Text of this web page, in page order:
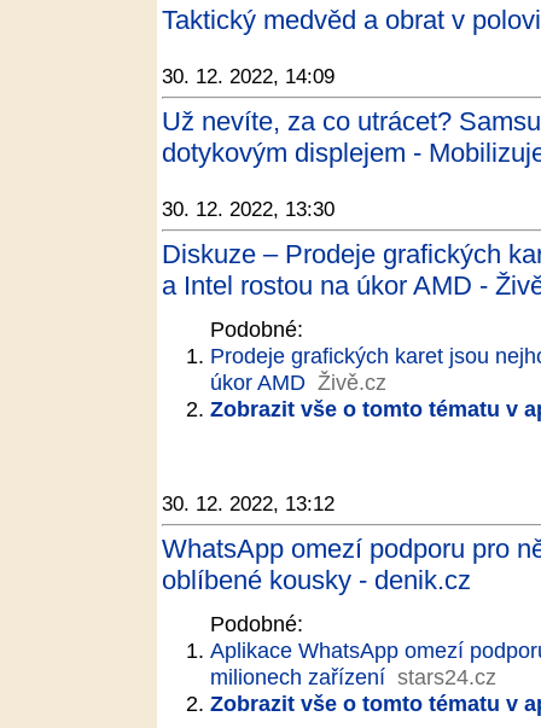
Taktický medvěd a obrat v
30. 12. 2022, 14:09
Už nevíte, za co utrácet?
dotykovým displejem -
30. 12. 2022, 13:30
Diskuze – Prodeje grafických
a Intel rostou na úkor AMD -
Podobné:
Prodeje grafických karet jsou
úkor AMD Živě.cz
Zobrazit vše o tomto tématu v
30. 12. 2022, 13:12
WhatsApp omezí podporu pro
oblíbené kousky - denik.cz
Podobné:
Aplikace WhatsApp omezí
milionech zařízení stars24.cz
Zobrazit vše o tomto tématu v